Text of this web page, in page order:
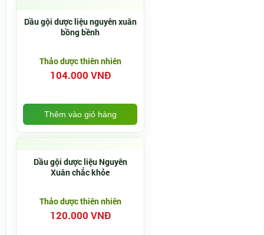
Dầu gội dược liệu nguyên xuân
bồng bềnh
Thảo dược thiên nhiên
104.000 VNĐ
Thêm vào giỏ hàng
Dầu gội dược liệu Nguyên
Xuân chắc khỏe
Thảo dược thiên nhiên
120.000 VNĐ